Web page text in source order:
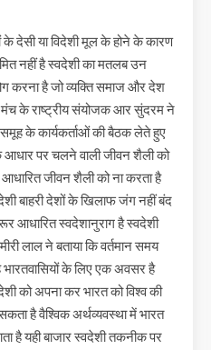
के देसी या विदेशी मूल के होने के कारण
नहीं है स्वदेशी का मतलब उन
करना है जो व्यक्ति समाज और देश
मंच के राष्ट्रीय संयोजक आर सुंदरम ने
समूह के कार्यकर्ताओं की बैठक लेते हुए
पर चलने वाली जीवन शैली को
जीवन शैली को ना करता है
बाहरी देशों के खिलाफ जंग नहीं बंद
आधारित स्वदेशानुराग है स्वदेशी
लाल ने बताया कि वर्तमान समय
के लिए एक अवसर है
को अपना कर भारत को विश्व की
है वैश्विक अर्थव्यवस्था में भारत
है यही बाजार स्वदेशी तकनीक पर